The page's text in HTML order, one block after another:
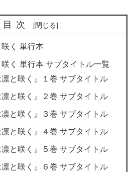
目次
く 単行本
く 単行本 サブタイトル一覧
凛と咲く』１巻 サブタイトル
凛と咲く』２巻 サブタイトル
凛と咲く』３巻 サブタイトル
凛と咲く』４巻 サブタイトル
凛と咲く』５巻 サブタイトル
凛と咲く』６巻 サブタイトル